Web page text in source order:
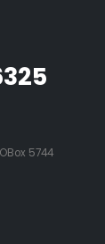
5744